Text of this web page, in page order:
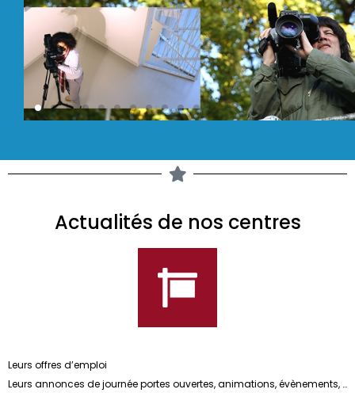
Actualités de nos centres
Leurs offres d’emploi
Leurs annonces de journée portes ouvertes, animations, évènements, …